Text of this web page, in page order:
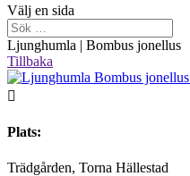
Välj en sida
Ljunghumla | Bombus jonellus
Tillbaka

Plats:
Trädgården, Torna Hällestad